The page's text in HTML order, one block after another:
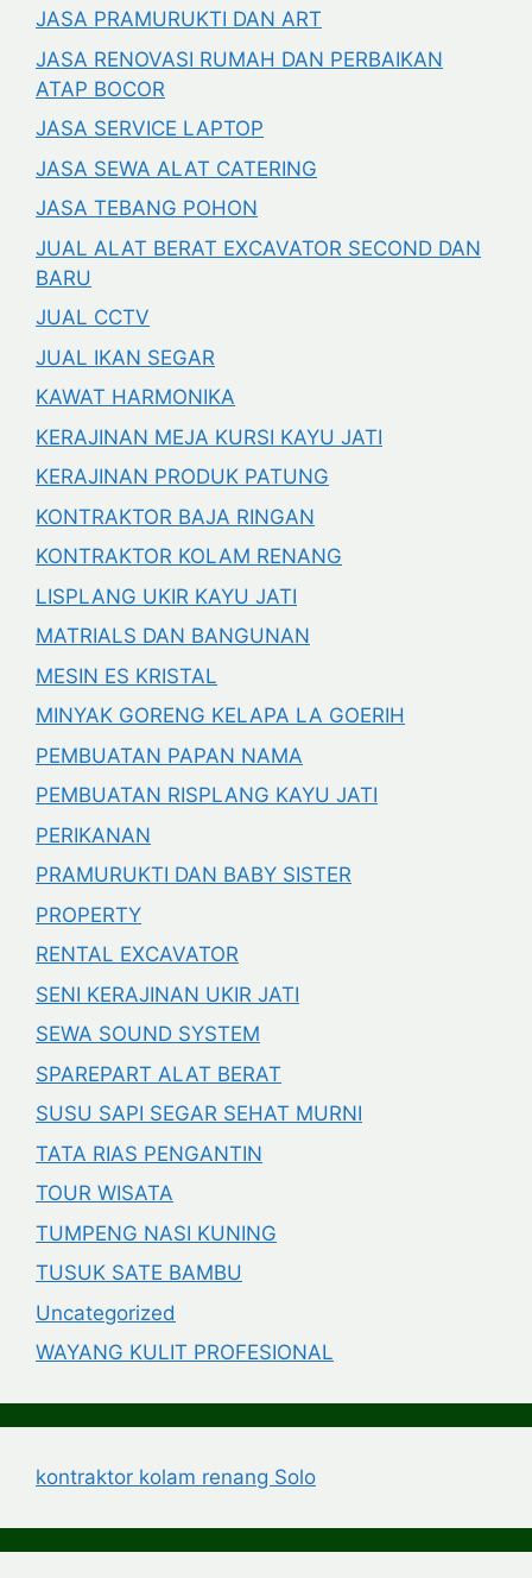
JASA PRAMURUKTI DAN ART
JASA RENOVASI RUMAH DAN PERBAIKAN
ATAP BOCOR
JASA SERVICE LAPTOP
JASA SEWA ALAT CATERING
JASA TEBANG POHON
JUAL ALAT BERAT EXCAVATOR SECOND DAN
BARU
JUAL CCTV
JUAL IKAN SEGAR
KAWAT HARMONIKA
KERAJINAN MEJA KURSI KAYU JATI
KERAJINAN PRODUK PATUNG
KONTRAKTOR BAJA RINGAN
KONTRAKTOR KOLAM RENANG
LISPLANG UKIR KAYU JATI
MATRIALS DAN BANGUNAN
MESIN ES KRISTAL
MINYAK GORENG KELAPA LA GOERIH
PEMBUATAN PAPAN NAMA
PEMBUATAN RISPLANG KAYU JATI
PERIKANAN
PRAMURUKTI DAN BABY SISTER
PROPERTY
RENTAL EXCAVATOR
SENI KERAJINAN UKIR JATI
SEWA SOUND SYSTEM
SPAREPART ALAT BERAT
SUSU SAPI SEGAR SEHAT MURNI
TATA RIAS PENGANTIN
TOUR WISATA
TUMPENG NASI KUNING
TUSUK SATE BAMBU
Uncategorized
WAYANG KULIT PROFESIONAL
kontraktor kolam renang Solo